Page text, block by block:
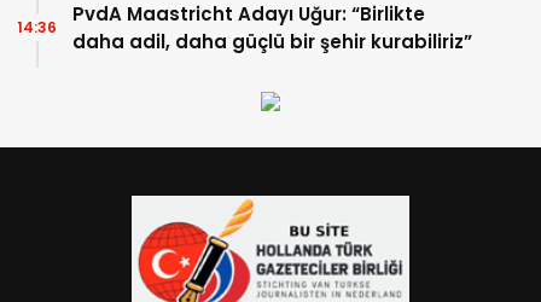
PvdA Maastricht Adayı Uğur: “Birlikte
daha adil, daha güçlü bir şehir kurabiliriz”
14:36